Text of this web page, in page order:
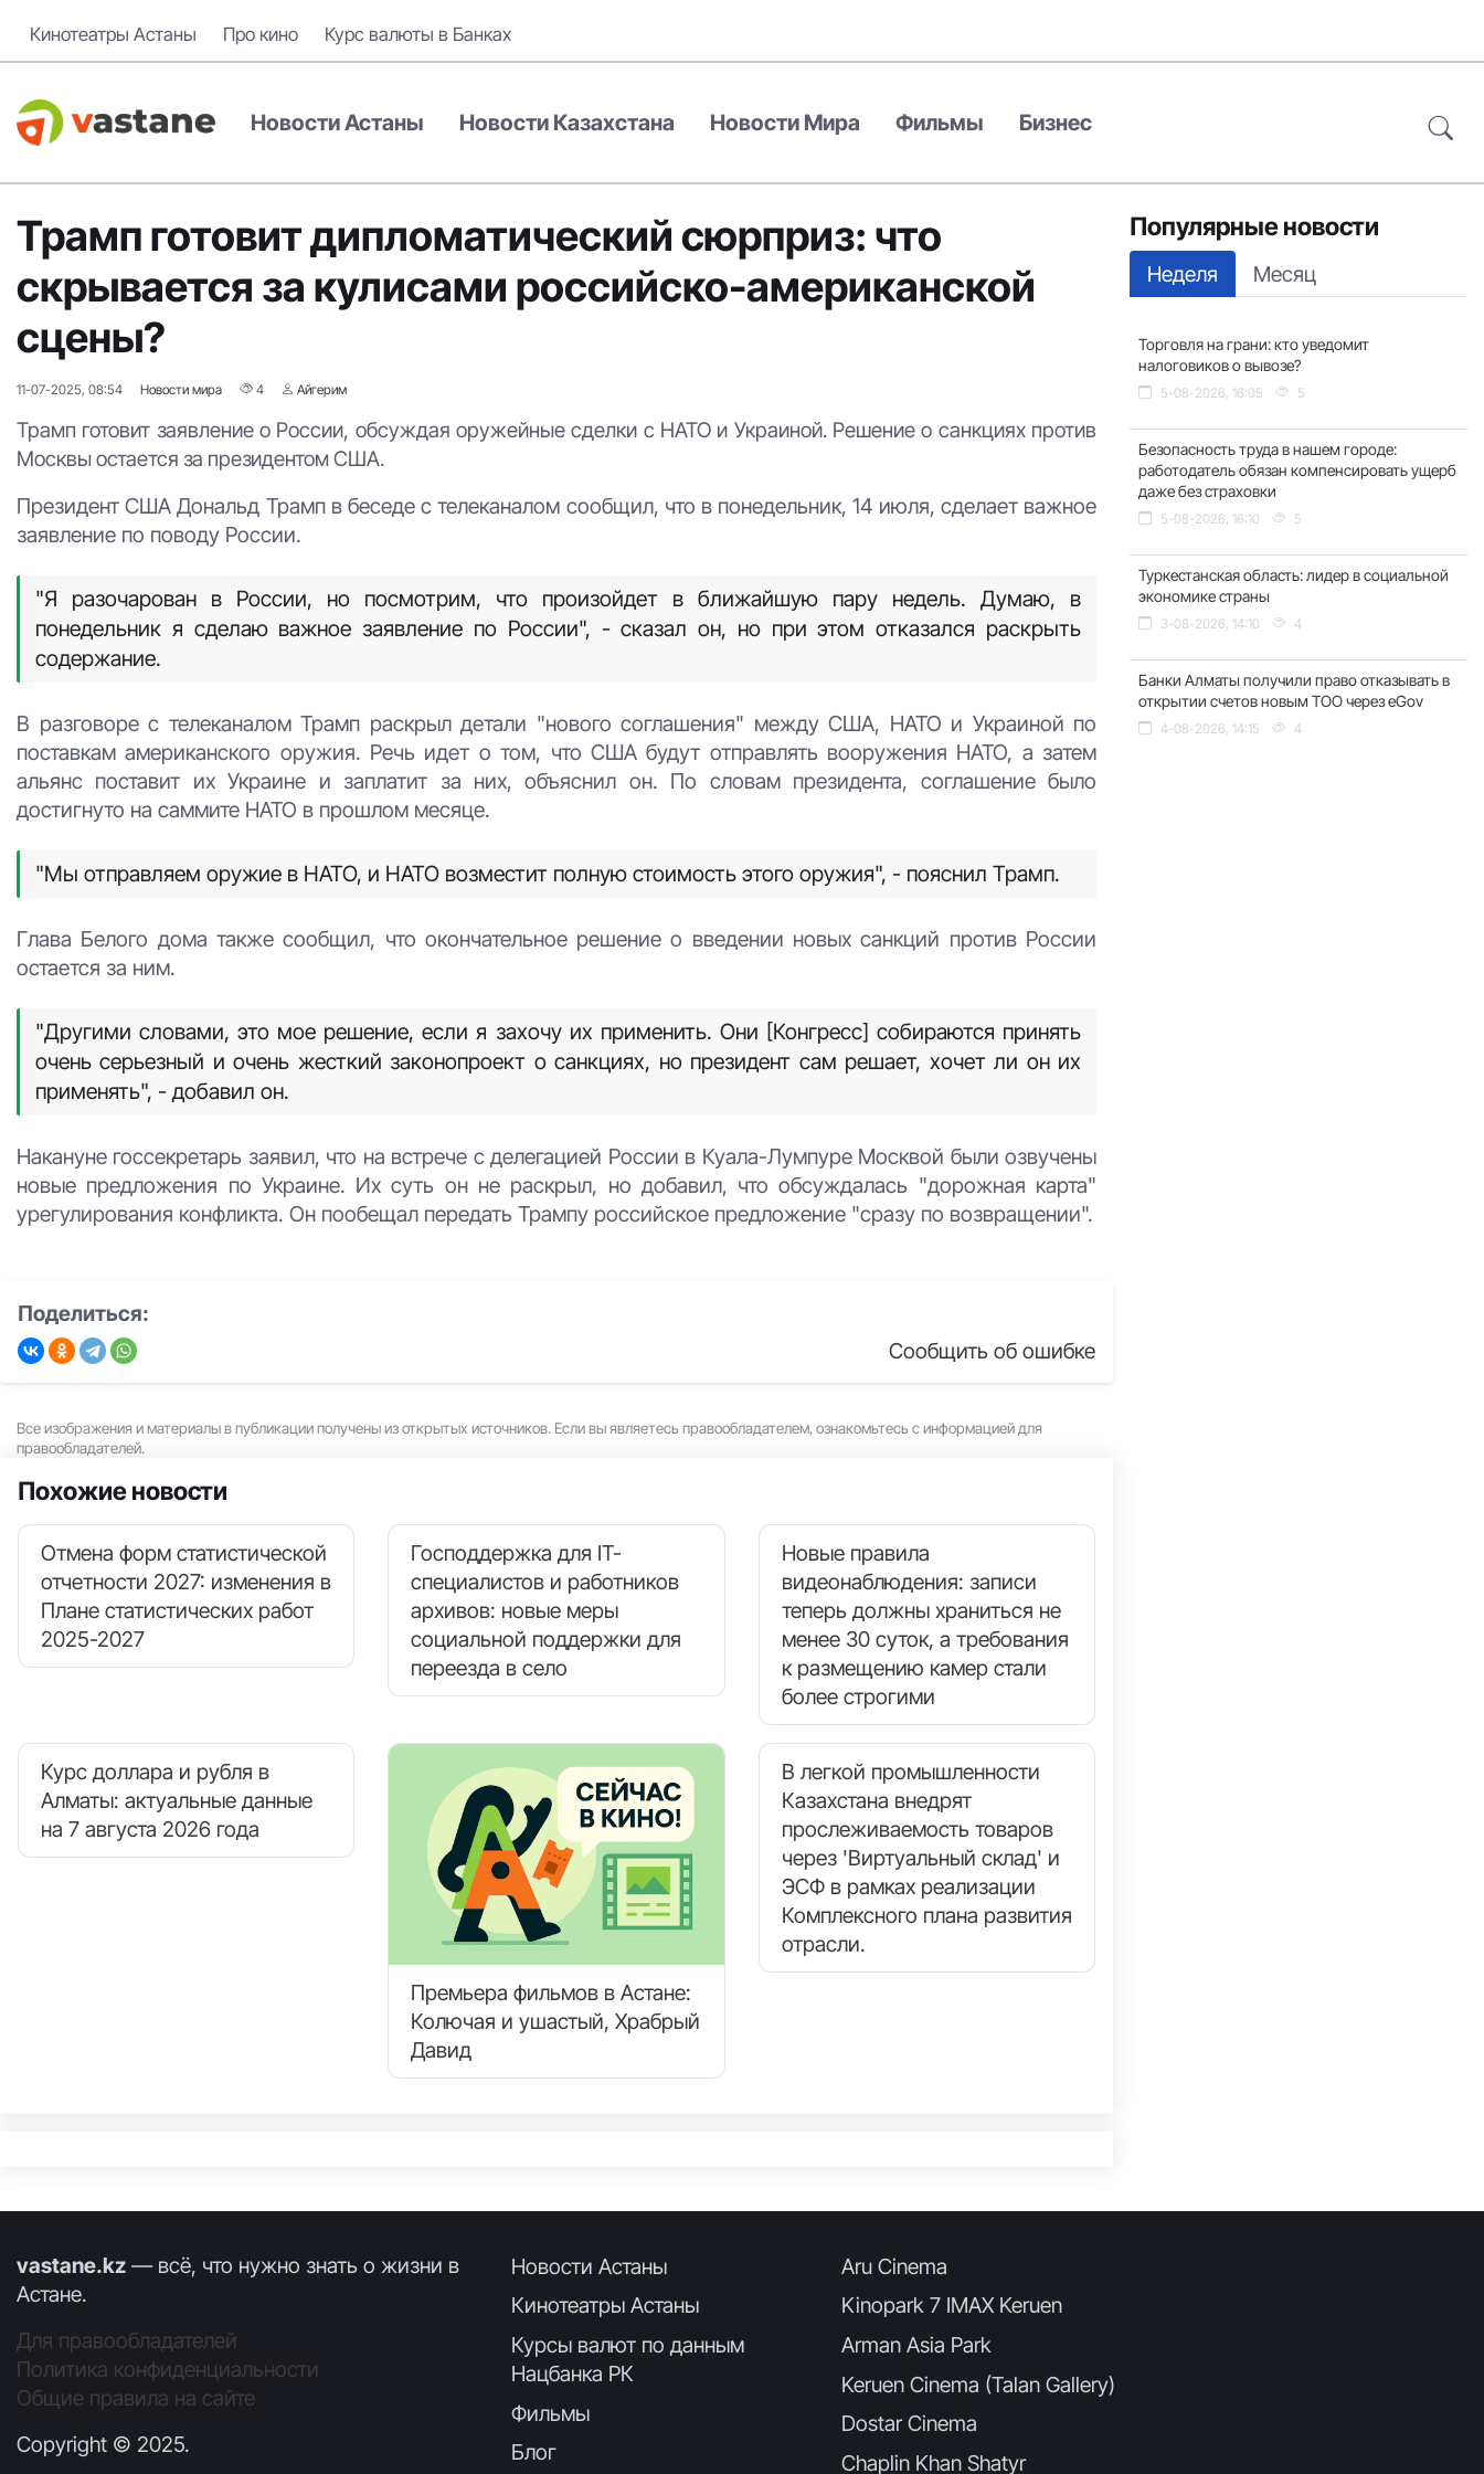
Кинотеатры Астаны Про кино Курс валюты в Банках
Новости Астаны Новости Казахстана Новости Мира Фильмы Бизнес
Трамп готовит дипломатический сюрприз: что
скрывается за кулисами российско-американской
сцены?
11-07-2025, 08:54 Новости мира 4 Айгерим
Трамп готовит заявление о России, обсуждая оружейные сделки с НАТО и Украиной. Решение о санкциях против
Москвы остается за президентом США.
Президент США Дональд Трамп в беседе с телеканалом сообщил, что в понедельник, 14 июля, сделает важное
заявление по поводу России.
"Я разочарован в России, но посмотрим, что произойдет в ближайшую пару недель. Думаю, в
понедельник я сделаю важное заявление по России", - сказал он, но при этом отказался раскрыть
содержание.
В разговоре с телеканалом Трамп раскрыл детали "нового соглашения" между США, НАТО и Украиной по
поставкам американского оружия. Речь идет о том, что США будут отправлять вооружения НАТО, а затем
альянс поставит их Украине и заплатит за них, объяснил он. По словам президента, соглашение было
достигнуто на саммите НАТО в прошлом месяце.
"Мы отправляем оружие в НАТО, и НАТО возместит полную стоимость этого оружия", - пояснил Трамп.
Глава Белого дома также сообщил, что окончательное решение о введении новых санкций против России
остается за ним.
"Другими словами, это мое решение, если я захочу их применить. Они [Конгресс] собираются принять
очень серьезный и очень жесткий законопроект о санкциях, но президент сам решает, хочет ли он их
применять", - добавил он.
Накануне госсекретарь заявил, что на встрече с делегацией России в Куала-Лумпуре Москвой были озвучены
новые предложения по Украине. Их суть он не раскрыл, но добавил, что обсуждалась "дорожная карта"
урегулирования конфликта. Он пообещал передать Трампу российское предложение "сразу по возвращении".
Поделиться:
Сообщить об ошибке
Все изображения и материалы в публикации получены из открытых источников. Если вы являетесь правообладателем, ознакомьтесь с информацией для
правообладателей.
Похожие новости
Отмена форм статистической
отчетности 2027: изменения в
Плане статистических работ
2025-2027
Господдержка для IT-
специалистов и работников
архивов: новые меры
социальной поддержки для
переезда в село
Новые правила
видеонаблюдения: записи
теперь должны храниться не
менее 30 суток, а требования
к размещению камер стали
более строгими
Курс доллара и рубля в
Алматы: актуальные данные
на 7 августа 2026 года
Премьера фильмов в Астане:
Колючая и ушастый, Храбрый
Давид
В легкой промышленности
Казахстана внедрят
прослеживаемость товаров
через 'Виртуальный склад' и
ЭСФ в рамках реализации
Комплексного плана развития
отрасли.
Популярные новости
Неделя Месяц
Торговля на грани: кто уведомит
налоговиков о вывозе?
5-08-2026, 16:05 5
Безопасность труда в нашем городе:
работодатель обязан компенсировать ущерб
даже без страховки
5-08-2026, 16:10 5
Туркестанская область: лидер в социальной
экономике страны
3-08-2026, 14:10 4
Банки Алматы получили право отказывать в
открытии счетов новым ТОО через eGov
4-08-2026, 14:15 4
vastane.kz — всё, что нужно знать о жизни в
Астане.
Для правообладателей
Политика конфиденциальности
Общие правила на сайте
Copyright © 2025.
Новости Астаны
Кинотеатры Астаны
Курсы валют по данным
Нацбанка РК
Фильмы
Блог
Aru Cinema
Kinopark 7 IMAX Keruen
Arman Asia Park
Keruen Cinema (Talan Gallery)
Dostar Cinema
Chaplin Khan Shatyr